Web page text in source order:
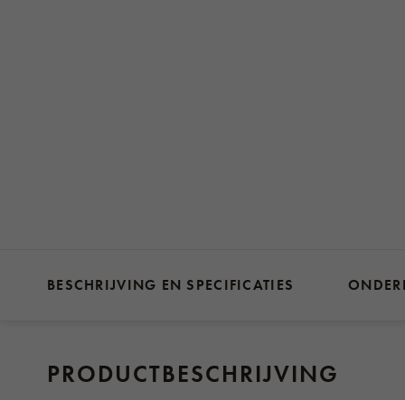
BESCHRIJVING EN SPECIFICATIES
PRODUCTBESCHRIJVING